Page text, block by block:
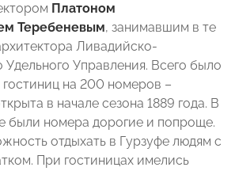
Платоном
Теребеневым, занимавшим в те
Ливадийско-
Удельного Управления. Всего было
на 200 номеров –
в начале сезона 1889 года. В
были номера дорогие и попроще.
отдыхать в Гурзуфе людям с
При гостиницах имелись